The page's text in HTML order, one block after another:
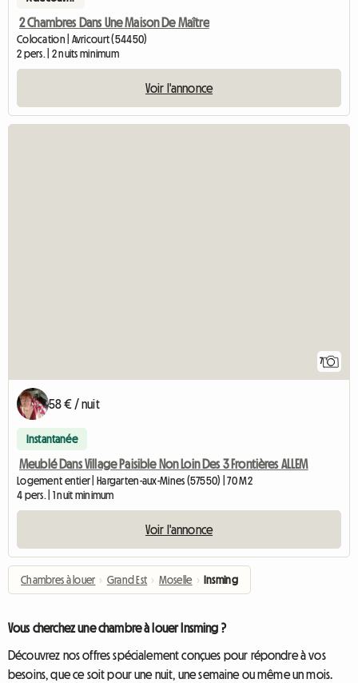
2 Chambres Dans Une Maison De Maître
Colocation | Avricourt (54450)
2 pers. | 2 nuits minimum
Voir l'annonce
7
58 € / nuit
Instantanée
Meublé Dans Village Paisible Non Loin Des 3 Frontières ALLEM
Logement entier | Hargarten-aux-Mines (57550) | 70 M2
4 pers. | 1 nuit minimum
Voir l'annonce
Chambres à louer › Grand Est › Moselle › Insming
Vous cherchez une chambre à louer Insming ?
Découvrez nos offres spécialement conçues pour répondre à vos
besoins, que ce soit pour une nuit, une semaine ou même un mois.